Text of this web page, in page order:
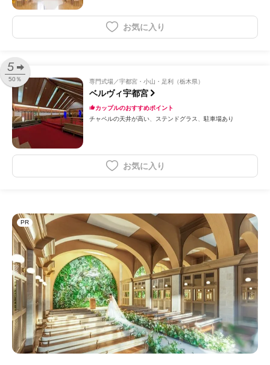
お気に入り
5
50％ 専門式場 宇都宮・小山・足利（栃木県）
ベルヴィ宇都宮
カップルのおすすめポイント
チャペルの天井が高い
ステンドグラス 駐車場あり
お気に入り
PR